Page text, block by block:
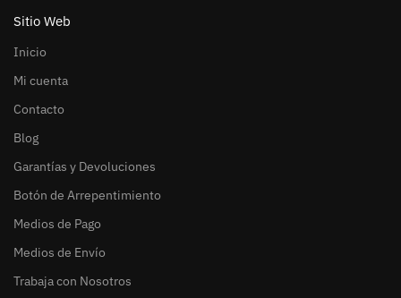
Sitio Web
Inicio
Mi cuenta
Contacto
Blog
Garantías y Devoluciones
Botón de Arrepentimiento
Medios de Pago
Medios de Envío
Trabaja con Nosotros